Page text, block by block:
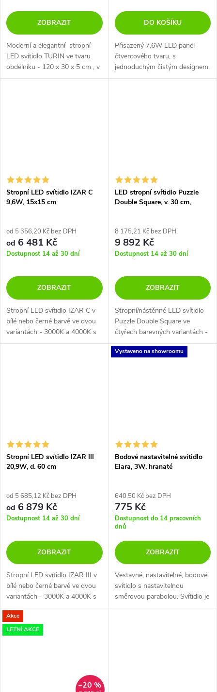
ZOBRAZIT
Moderní a elegantní stropní
LED svítidlo TURIN ve tvaru
obdélníku - 120 x 30 x 5 cm , v
bílé barvě, ve dvou velikostech,
DO KOŠÍKU
Přisazený 7,6W LED panel
čtvercového tvaru, s
jednoduchým čistým designem.
Možnost změny chromatičnosti
Stropní LED svítidlo IZAR C
9,6W, 15x15 cm
od 5 356,20 Kč bez DPH
od 6 481 Kč
Dostupnost 14 až 30 dní
ZOBRAZIT
Stropní LED svítidlo IZAR C v
bílé nebo černé barvě ve dvou
variantách - 3000K a 4000K s
možností smívání nebo bez.
LED stropní svítidlo Puzzle
Double Square, v. 30 cm,
8 175,21 Kč bez DPH
9 892 Kč
Dostupnost 14 až 30 dní
ZOBRAZIT
Stropní/nástěnné LED svítidlo
Puzzle Double Square ve
čtyřech barevných variantách -
černá a bílá.
Stropní LED svítidlo IZAR III
20,9W, d. 60 cm
od 5 685,12 Kč bez DPH
od 6 879 Kč
Dostupnost 14 až 30 dní
ZOBRAZIT
Stropní LED svítidlo IZAR III v
bílé nebo černé barvě ve dvou
variantách - 3000K a 4000K s
možností smívání nebo bez.
Vystaveno na showroomu
Bodové nastavitelné svítidlo
Elara, 3W, hranaté
640,50 Kč bez DPH
775 Kč
Dostupnost do 14 pracovních
dnů
ZOBRAZIT
Vestavné, nastavitelné, bodové
svítidlo s nastavitelnou
směrovou parabolou. Svítidlo je
v bílém kovu a s integrovanou
Akce
LETNÍ AKCE
–20 %